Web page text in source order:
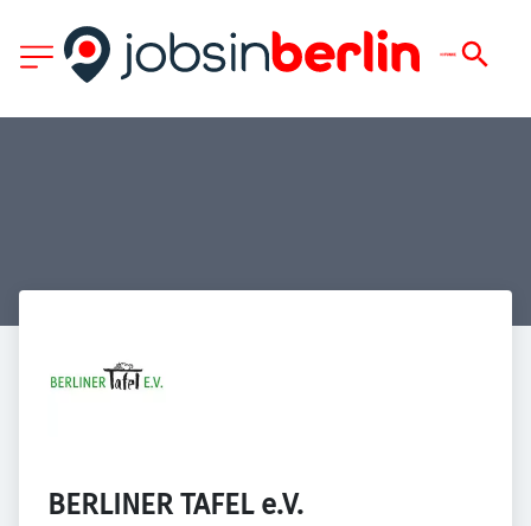
BERLINER TAFEL e.V.